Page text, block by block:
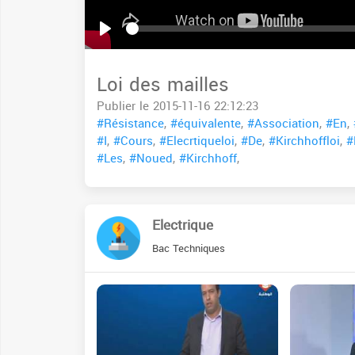
Play
Seek
Loi des mailles
Publier le 2015-11-16 22:12:23
#Résistance,#équivalente,#Association,#En,
#I,#Cours,#Elecrtiqueloi,#De,#Kirchhoffloi,
#Les,#Noued,#Kirchhoff,
Electrique
Bac Techniques